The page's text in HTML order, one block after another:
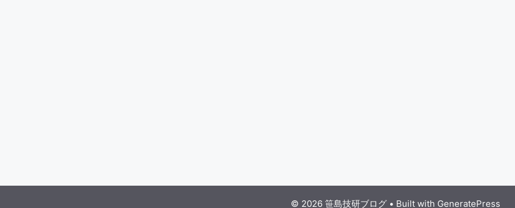
© 2026 笹島技研ブログ • Built with GeneratePress